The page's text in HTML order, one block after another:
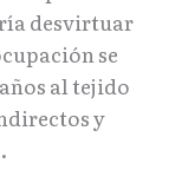
desvirtuar
se
al tejido
y